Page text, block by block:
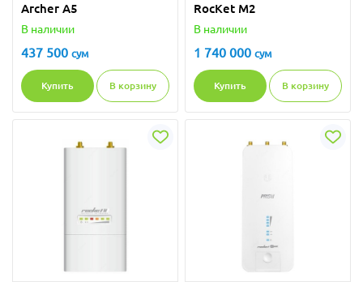
Archer A5
В наличии
437 500 сум
Купить В корзину
RocKet M2
В наличии
1 740 000 сум
Купить В корзину